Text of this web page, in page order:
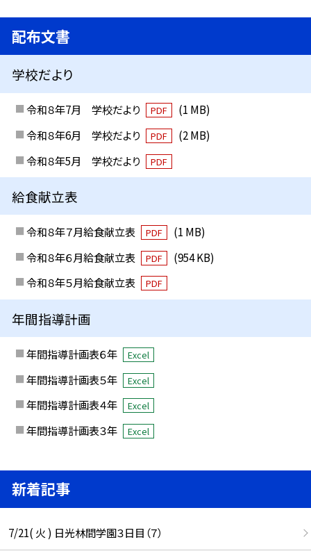
配布文書
学校だより
令和８年7月 学校だより PDF
(1 MB)
令和８年6月 学校だより
PDF
(2 MB)
令和８年5月 学校だより
PDF
給食献立表
令和８年７月給食献立表 PDF
(1 MB)
令和８年６月給食献立表
PDF
(954 KB)
令和８年５月給食献立表
PDF
年間指導計画
年間指導計画表６年 Excel
年間指導計画表５年 Excel
年間指導計画表４年 Excel
年間指導計画表３年 Excel
新着記事
7/21( 火 ) 日光林間学園３日目（７）